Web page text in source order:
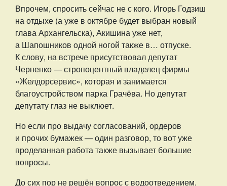
Впрочем, спросить сейчас не с кого. Игорь Годзиш
на отдыхе (а уже в октябре будет выбран новый
глава Архангельска), Акишина уже нет,
а Шапошников одной ногой также в… отпуске.
К слову, на встрече присутствовал депутат
Черненко — стропоцентный владелец фирмы
«Желдорсервис», которая и занимается
благоустройством парка Грачёва. Но депутат
депутату глаз не выклюет.
Но если про выдачу согласований, ордеров
и прочих бумажек — один разговор, то вот уже
проделанная работа также вызывает большие
вопросы.
До сих пор не решён вопрос с водоотведением.